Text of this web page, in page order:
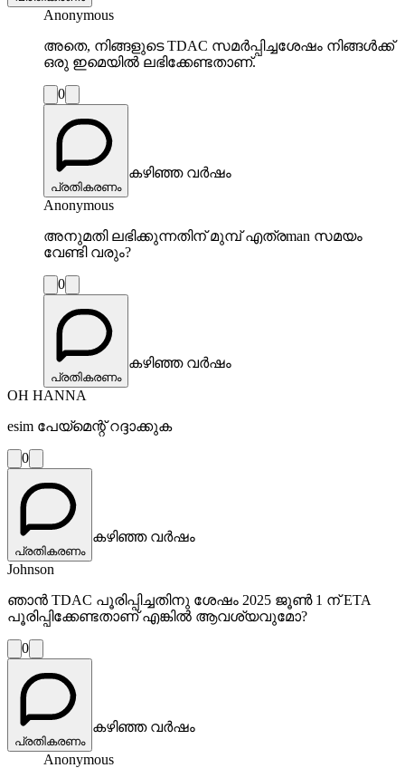
Anonymous
അതെ, നിങ്ങളുടെ TDAC സമർപ്പിച്ചശേഷം നിങ്ങൾക്ക്
ഒരു ഇമെയിൽ ലഭിക്കേണ്ടതാണ്.
0
പ്രതികരണം
കഴിഞ്ഞ വർഷം
Anonymous
അനുമതി ലഭിക്കുന്നതിന് മുമ്പ് എത്രman സമയം
വേണ്ടി വരും?
0
പ്രതികരണം
കഴിഞ്ഞ വർഷം
OH HANNA
esim പേയ്മെന്റ് റദ്ദാക്കുക
0
പ്രതികരണം
കഴിഞ്ഞ വർഷം
Johnson
ഞാൻ TDAC പൂരിപ്പിച്ചതിനു ശേഷം 2025 ജൂൺ 1 ന് ETA
പൂരിപ്പിക്കേണ്ടതാണ് എങ്കിൽ ആവശ്യവുമോ?
0
പ്രതികരണം
കഴിഞ്ഞ വർഷം
Anonymous